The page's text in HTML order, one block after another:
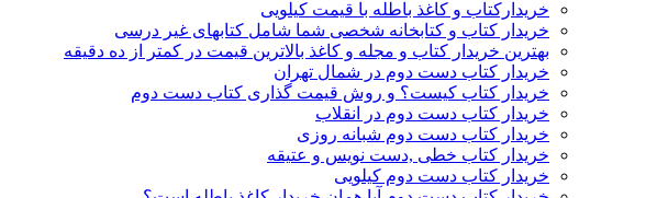
خریدارکتاب و کاغذ باطله با قیمت کیلویی
خریدار کتاب و کتابخانه شخصی شما شامل کتابهای غیر درسی
بهترین خریدار کتاب و مجله و کاغذ بالاترین قیمت در کمتر از ده دقیقه
خریدار کتاب دست دوم در شمال تهران
خریدار کتاب کیست؟ و روش قیمت گذاری کتاب دست دوم
خریدار کتاب دست دوم در انقلاب
خریدار کتاب دست دوم شبانه روزی
خریدار کتاب خطی ,دست نویس و عتیقه
خریدار کتاب دست دوم کیلویی